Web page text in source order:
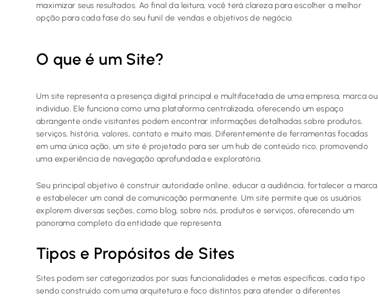
maximizar seus resultados. Ao final da leitura, você terá clareza para escolher a melhor
opção para cada fase do seu funil de vendas e objetivos de negócio.
O que é um Site?
Um site representa a presença digital principal e multifacetada de uma empresa, marca ou
indivíduo. Ele funciona como uma plataforma centralizada, oferecendo um espaço
abrangente onde visitantes podem encontrar informações detalhadas sobre produtos,
serviços, história, valores, contato e muito mais. Diferentemente de ferramentas focadas
em uma única ação, um site é projetado para ser um hub de conteúdo rico, promovendo
uma experiência de navegação aprofundada e exploratória.
Seu principal objetivo é construir autoridade online, educar a audiência, fortalecer a marca
e estabelecer um canal de comunicação permanente. Um site permite que os usuários
explorem diversas seções, como blog, sobre nós, produtos e serviços, oferecendo um
panorama completo da entidade que representa.
Tipos e Propósitos de Sites
Sites podem ser categorizados por suas funcionalidades e metas específicas, cada tipo
sendo construído com uma arquitetura e foco distintos para atender a diferentes